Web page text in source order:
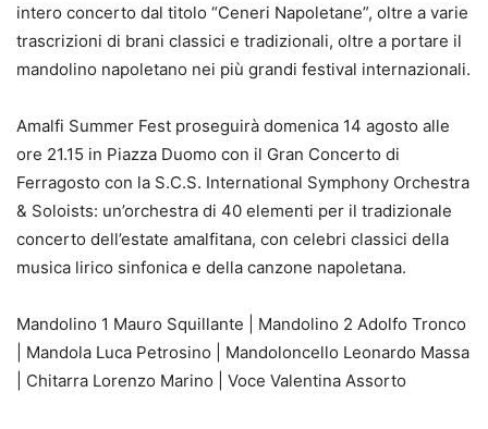
intero concerto dal titolo “Ceneri Napoletane”, oltre a varie
trascrizioni di brani classici e tradizionali, oltre a portare il
mandolino napoletano nei più grandi festival internazionali.
Amalfi Summer Fest proseguirà domenica 14 agosto alle
ore 21.15 in Piazza Duomo con il Gran Concerto di
Ferragosto con la S.C.S. International Symphony Orchestra
& Soloists: un’orchestra di 40 elementi per il tradizionale
concerto dell’estate amalfitana, con celebri classici della
musica lirico sinfonica e della canzone napoletana.
Mandolino 1 Mauro Squillante | Mandolino 2 Adolfo Tronco
| Mandola Luca Petrosino | Mandoloncello Leonardo Massa
| Chitarra Lorenzo Marino | Voce Valentina Assorto